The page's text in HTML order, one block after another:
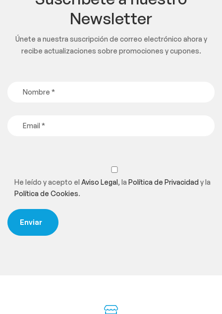
Newsletter
Únete a nuestra suscripción de correo electrónico ahora y
recibe actualizaciones sobre promociones y cupones.
He leído y acepto el Aviso Legal, la Política de Privacidady la
Política de Cookies.